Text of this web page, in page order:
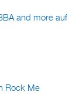
and more auf
Rock Me